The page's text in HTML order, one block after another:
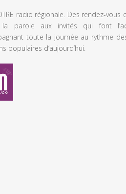
radio régionale. Des rendez-
la parole aux invités qui font
toute la journée au rythme
populaires d’aujourd’hui.